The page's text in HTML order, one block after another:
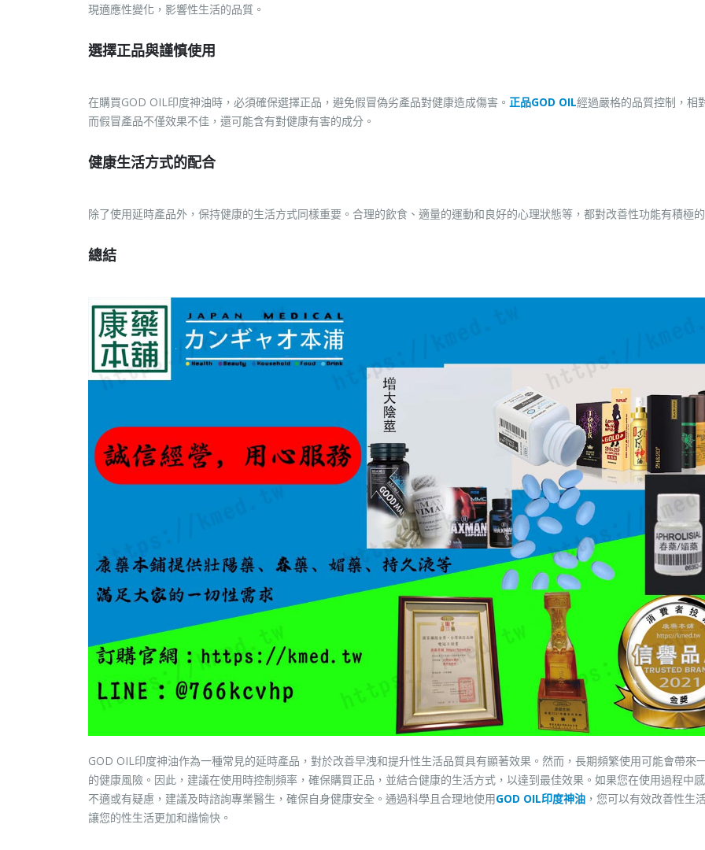
現適應性變化，影響性生活的品質。
選擇正品與謹慎使用
在購買GOD OIL印度神油時，必須確保選擇正品，避免假冒偽劣產品對健康造成傷害。 正品GOD OIL經過嚴格的品質控制，相
而假冒產品不僅效果不佳，還可能含有對健康有害的成分。
健康生活方式的配合
除了使用延時產品外，保持健康的生活方式同樣重要。合理的飲食、適量的運動和良好的心理狀態等，都對改善性功能有積極
總結
GOD OIL印度神油作為一種常見的延時產品，對於改善早洩和提升性生活品質具有顯著效果。然而，長期頻繁使用可能會帶來
的健康風險。因此，建議在使用時控制頻率，確保購買正品，並結合健康的生活方式，以達到最佳效果。如果您在使用過程中
不適或有疑慮，建議及時諮詢專業醫生，確保自身健康安全。通過科學且合理地使用GOD OIL印度神油 ，您可以有效改善性生
讓您的性生活更加和諧愉快。